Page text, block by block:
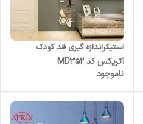
استیکراندازه گیری قد کودک
آتریکس کد MD352
ناموجود